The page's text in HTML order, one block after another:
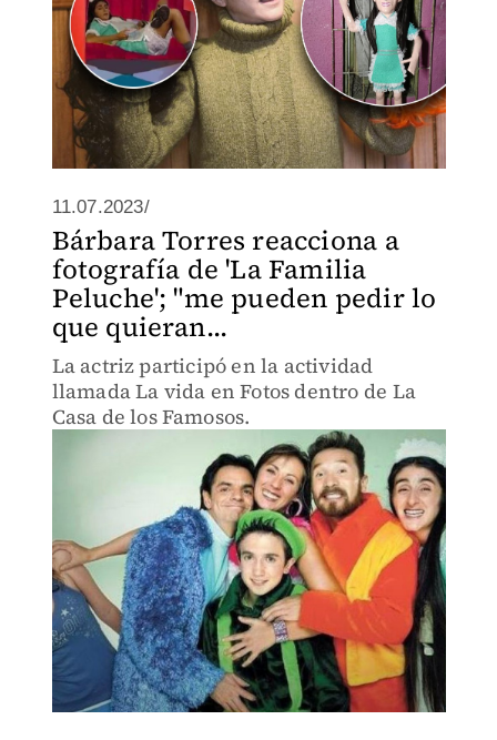
11.07.2023/
Bárbara Torres reacciona a
fotografía de 'La Familia
Peluche'; "me pueden pedir lo
que quieran...
La actriz participó en la actividad
llamada La vida en Fotos dentro de La
Casa de los Famosos.